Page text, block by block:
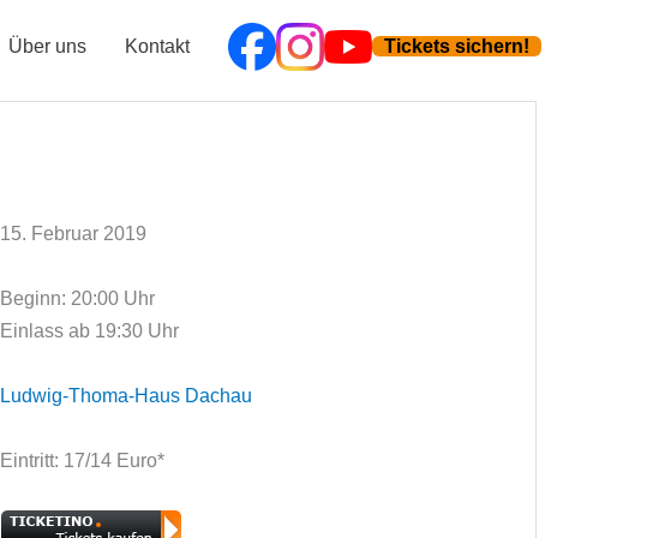
Über uns Kontakt Tickets sichern!
15. Februar 2019
Beginn: 20:00 Uhr
Einlass ab 19:30 Uhr
Ludwig-Thoma-Haus Dachau
Eintritt: 17/14 Euro*